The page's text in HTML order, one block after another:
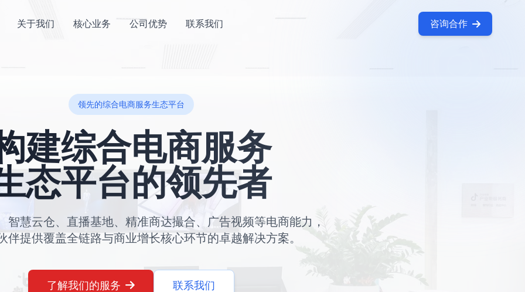
关于我们 核心业务 公司优势 联系我们 咨询合作
领先的综合电商服务生态平台
建综合电商服务
态平台的领先者
智慧云仓、直播基地、精准商达撮合、广告视频等电商能力，
伴提供覆盖全链路与商业增长核心环节的卓越解决方案。
了解我们的服务 联系我们